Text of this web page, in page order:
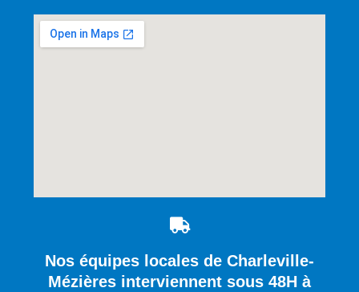
Nos équipes locales de Charleville-
Mézières interviennent sous 48H à